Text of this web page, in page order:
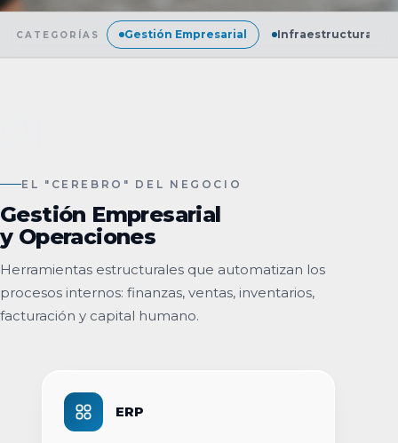
CATEGORÍAS Gestión Empresarial Infraestructura
EL "CEREBRO" DEL NEGOCIO
Gestión Empresarial
y Operaciones
Herramientas estructurales que automatizan los
procesos internos: finanzas, ventas, inventarios,
facturación y capital humano.
ERP